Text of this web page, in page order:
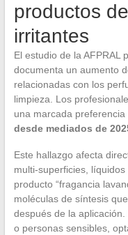
productos
irritantes
El estudio de la AFPRAL
documenta un aumento
relacionadas con los
limpieza. Los
una marcada preferencia
desde mediados de
Este hallazgo afecta
multi-superficies,
producto “fragancia
moléculas de síntesis
después de la
o personas sensibles,